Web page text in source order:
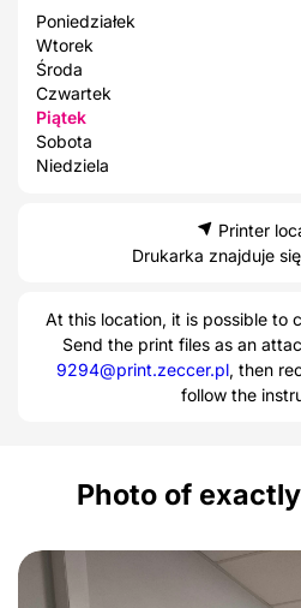
Poniedziałek
Wtorek
Środa
Czwartek
Piątek
Sobota
Niedziela
Printer
Drukarka znajduje
At this location, it is possible to
Send the print files as an
9294@print.zeccer.pl, then
follow the
Photo of